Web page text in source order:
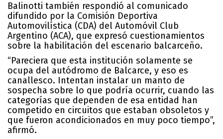
Balinotti también respondió al comunicado
difundido por la Comisión Deportiva
Automovilística (CDA) del Automóvil Club
Argentino (ACA), que expresó cuestionamientos
sobre la habilitación del escenario balcarceño.
“Pareciera que esta institución solamente se
ocupa del autódromo de Balcarce, y eso es
canallesco. Intentan instalar un manto de
sospecha sobre lo que podría ocurrir, cuando las
categorías que dependen de esa entidad han
competido en circuitos que estaban obsoletos y
que fueron acondicionados en muy poco tiempo”,
afirmó.